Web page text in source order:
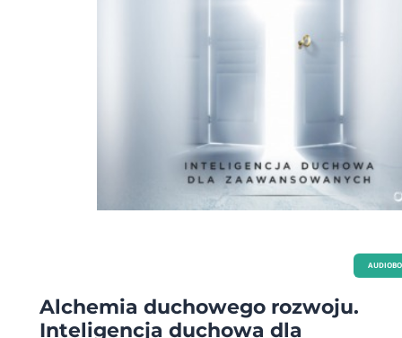
Alchemia duchowego rozwoju.
Inteligencja duchowa dla